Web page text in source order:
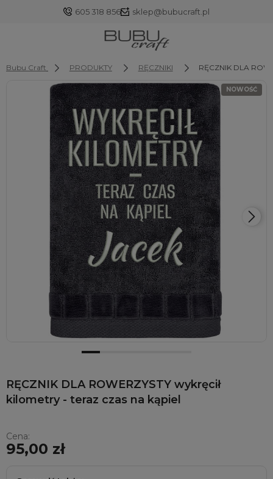
605 318 856 sklep@bubucraft.pl
Zaloguj się
Załóż konto
Wybierz coś dla siebie z naszej aktualnej oferty lub
zaloguj się, aby przywrócić dodane produkty do listy
z poprzedniej sesji.
Bubu Craft PRODUKTY RĘCZNIKI RĘCZNIK DLA
NOWOŚĆ
RĘCZNIK DLA ROWERZYSTY wykręcił
kilometry - teraz czas na kąpiel
Cena:
95,00 zł